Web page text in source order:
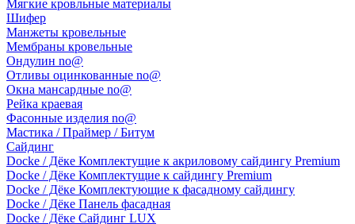
Мягкие кровльные материалы
Шифер
Манжеты кровельные
Мембраны кровельные
Ондулин no@
Отливы оцинкованные no@
Окна мансардные no@
Рейка краевая
Фасонные изделия no@
Мастика / Праймер / Битум
Сайдинг
Docke / Дёке Комплектущие к акриловому сайдингу Premium
Docke / Дёке Комплектущие к сайдингу Premium
Docke / Дёке Комплектующие к фасадному сайдингу
Docke / Дёке Панель фасадная
Docke / Дёке Сайдинг LUX